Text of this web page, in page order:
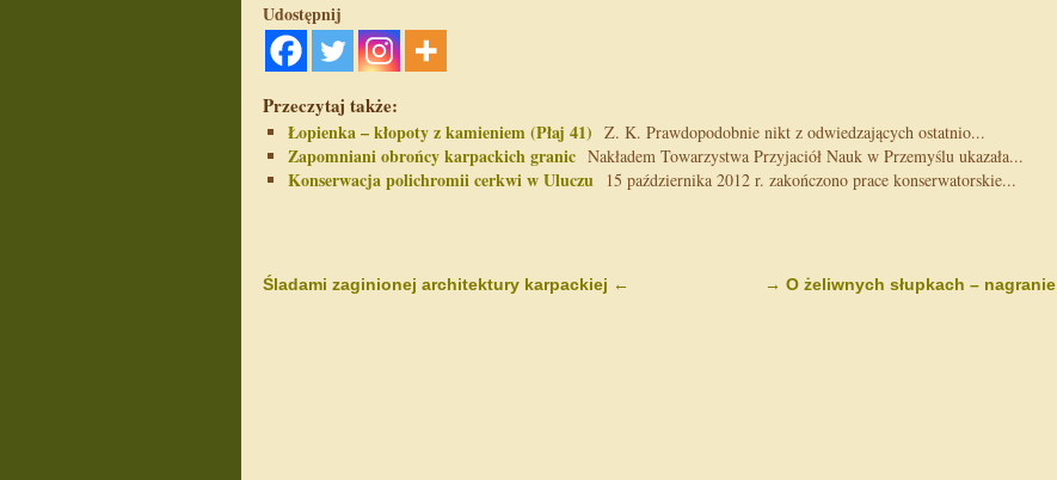
Udostępnij
Przeczytaj także:
Łopienka – kłopoty z kamieniem (Płaj 41) Z. K. Prawdopodobnie nikt z odwiedzających ostatnio...
Zapomniani obrońcy karpackich granic Nakładem Towarzystwa Przyjaciół Nauk w Przemyślu ukazała...
Konserwacja polichromii cerkwi w Uluczu 15 października 2012 r. zakończono prace konserwatorskie...
→ O żeliwnych słupkach – nagranie
Śladami zaginionej architektury karpackiej ←